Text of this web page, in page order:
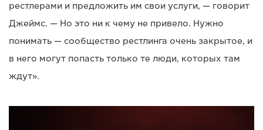
рестлерами и предложить им свои услуги, — говорит
Джеймс. — Но это ни к чему не привело. Нужно
понимать — сообщество рестлинга очень закрытое, и
в него могут попасть только те люди, которых там
ждут».